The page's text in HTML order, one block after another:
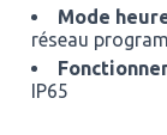
Mode
réseau
IP65